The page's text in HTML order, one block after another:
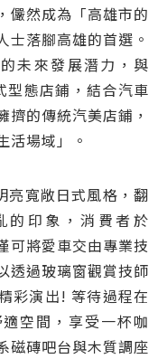
儼然成為「高雄市的
士落腳高雄的首選。
未來發展潛力，與
型態店鋪，結合汽車
的傳統汽美店鋪，
活場域」。
亮寬敞日式風格，翻
的印象，消費者於
可將愛車交由專業技
透過玻璃窗觀賞技師
彩演出! 等待過程在
空間，享受一杯咖
磁磚吧台與木質調座